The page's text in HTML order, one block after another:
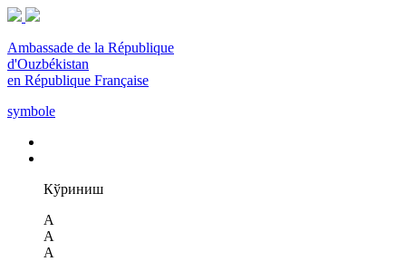
Ambassade de la République
d'Ouzbékistan
en République Française
symbole
Кўриниш
A
A
A